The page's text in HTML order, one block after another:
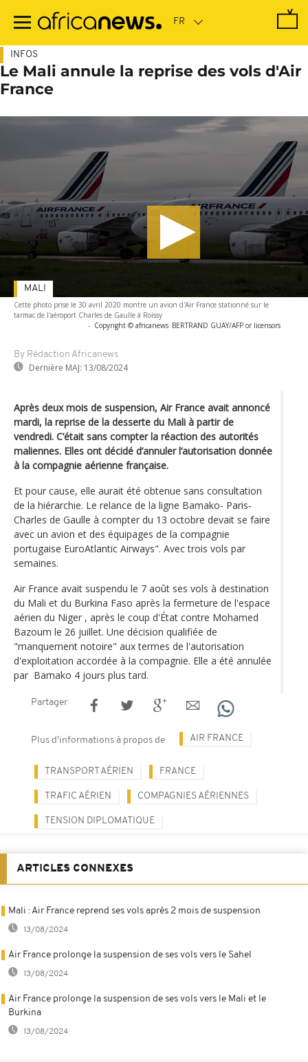
contenu
INFOS
Le Mali annule la reprise des vols d'Air
France
Cette photo prise le 30 avril 2020 montre un avion d'Air France stationné sur le
tarmac de l'aéroport Charles de Gaulle à Roissy
- Copyright © africanews BERTRAND GUAY/AFP or licensors
By Rédaction Africanews
Dernière MAJ: 13/08/2024
MALI
Après deux mois de suspension, Air France avait annoncé
mardi, la reprise de la desserte du Mali à partir de
vendredi. C’était sans compter la réaction des autorités
maliennes. Elles ont décidé d’annuler l’autorisation donnée
à la compagnie aérienne française.
Et pour cause, elle aurait été obtenue sans consultation
de la hiérarchie. Le relance de la ligne Bamako- Paris-
Charles de Gaulle à compter du 13 octobre devait se faire
avec un avion et des équipages de la compagnie
portugaise EuroAtlantic Airways". Avec trois vols par
semaines.
Air France avait suspendu le 7 août ses vols à destination
du Mali et du Burkina Faso après la fermeture de l'espace
aérien du Niger , après le coup d'État contre Mohamed
Bazoum le 26 juillet. Une décision qualifiée de
"manquement notoire" aux termes de l'autorisation
d'exploitation accordée à la compagnie. Elle a été annulée
par Bamako 4 jours plus tard.
Partager
Plus d'informations à propos de AIR FRANCE
TRANSPORT AÉRIEN FRANCE
TRAFIC AÉRIEN COMPAGNIES AÉRIENNES
TENSION DIPLOMATIQUE
ARTICLES CONNEXES
Mali : Air France reprend ses vols après 2 mois de suspension
13/08/2024
Air France prolonge la suspension de ses vols vers le Sahel
13/08/2024
Air France prolonge la suspension de ses vols vers le Mali et le
Burkina
13/08/2024